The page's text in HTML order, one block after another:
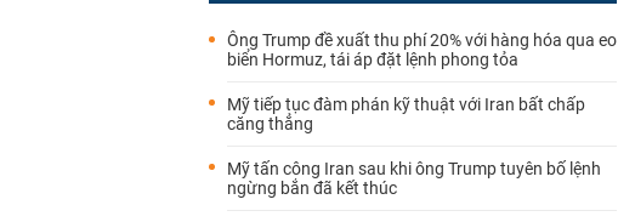
Ông Trump đề xuất thu phí 20% với hàng hóa qua eo
biển Hormuz, tái áp đặt lệnh phong tỏa
Mỹ tiếp tục đàm phán kỹ thuật với Iran bất chấp
căng thẳng
Mỹ tấn công Iran sau khi ông Trump tuyên bố lệnh
ngừng bắn đã kết thúc